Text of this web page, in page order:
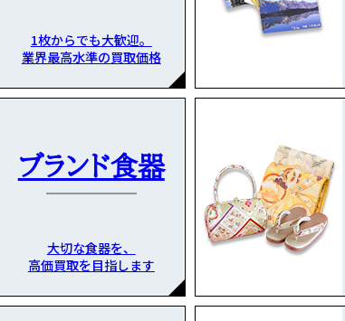
1枚からでも大歓迎。
業界最高水準の買取価格
ブランド食器
大切な食器を、
高価買取を目指します